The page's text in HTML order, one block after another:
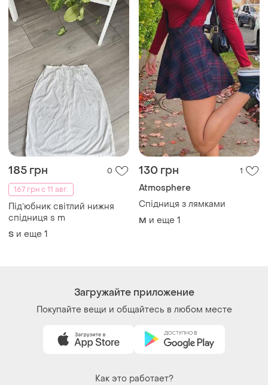
185 грн
0
167 грн с 11 авг.
Підʼюбник світлий нижня
спідниця s m
и еще
130 грн
Atmosphere
Спідниця з лямками
M и еще 1
Загружайте приложение
Покупайте вещи и общайтесь в любом месте
Как это работает?
Украина, 02121, Киев, Харьковское шоссе, дом 201-
203, буква 4Г
Политика конфиденциальности